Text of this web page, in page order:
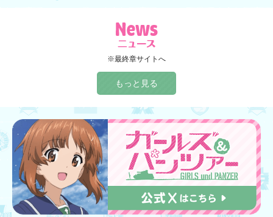
※最終章サイトへ
もっと見る